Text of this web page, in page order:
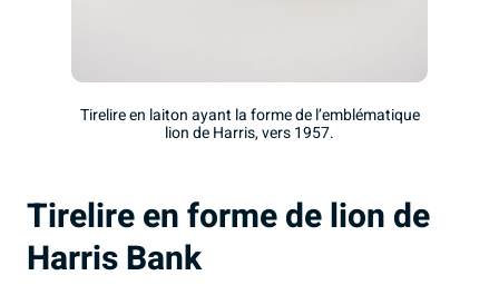
Tirelire en laiton ayant la forme de l’emblématique
lion de Harris, vers 1957.
Tirelire en forme de lion de
Harris Bank